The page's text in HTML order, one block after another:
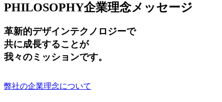
PHILOSOPHY企業理念メッセージ
革新的デザインテクノロジーで
共に成長することが
我々のミッションです。
弊社の企業理念について